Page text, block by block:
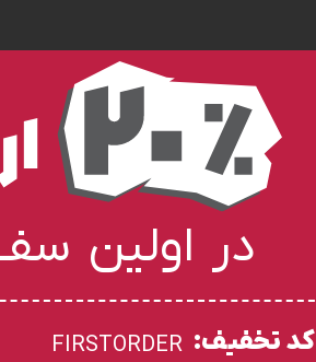
در اولین
کد تخفیف: FIRSTORDER